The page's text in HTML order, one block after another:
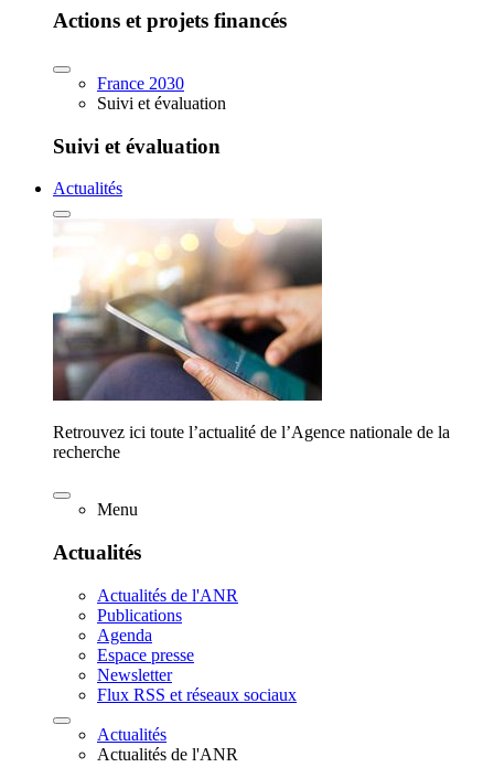
Actions et projets financés
France 2030
Suivi et évaluation
Suivi et évaluation
Actualités
Retrouvez ici toute l’actualité de l’Agence nationale de la
recherche
Menu
Actualités
Actualités de l'ANR
Publications
Agenda
Espace presse
Newsletter
Flux RSS et réseaux sociaux
Actualités
Actualités de l'ANR